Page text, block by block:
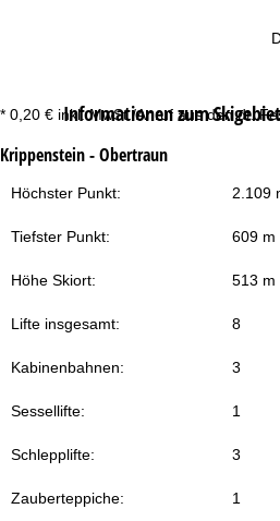
* 0,20 € inkl. MwSt./Anruf aus den dt.
Informationen zum Skigebiet
Krippenstein - Obertraun
Höchster Punkt: 2.109
Tiefster Punkt: 609 m
Höhe Skiort: 513 m
Lifte insgesamt: 8
Kabinenbahnen: 3
Sessellifte: 1
Schlepplifte: 3
Zauberteppiche: 1